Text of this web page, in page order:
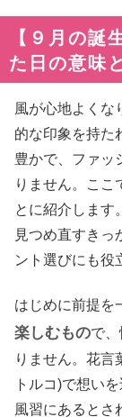
【９月の誕
た日の意味
風が心地よくな
的な印象を持た
豊かで、ファッ
りません。ここ
とに紹介します
見つめ直すきっ
ント選びにも役
はじめに前提を
楽しむもので
りません。花言
トルコ)で想い
風習にあるとさ